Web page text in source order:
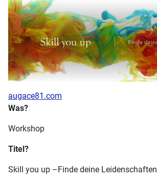
augace81.com
Was?
Workshop
Titel?
Skill you up –Finde deine Leidenschaften